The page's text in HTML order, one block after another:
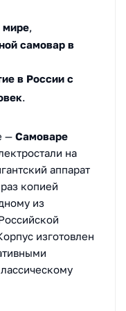
мире,
самовар в
в России с
.
— Самоваре
на
аппарат
копией
из
изготовлен